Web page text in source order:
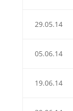
29.05.14
05.06.14
19.06.14